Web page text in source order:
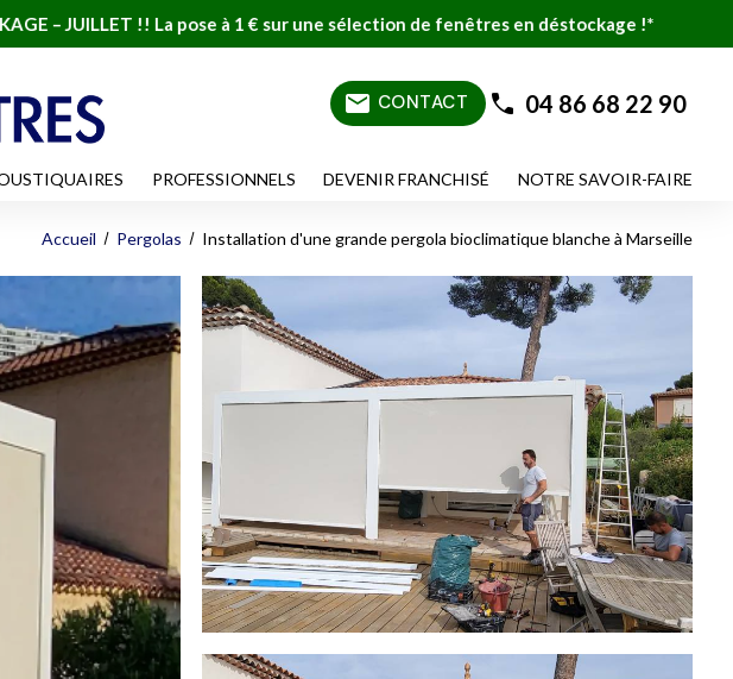
à 1 € sur une sélection de fenêtres en déstockage !*
mail CONTACT 04 86 68 22 90
PROFESSIONNELS DEVENIR FRANCHISÉ NOTRE SAVOIR-FAIRE
Accueil Pergolas Installation d'une grande pergola bioclimatique blanche à Marseille